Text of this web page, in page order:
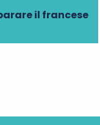
il francese
assistente
per aiutarvi.